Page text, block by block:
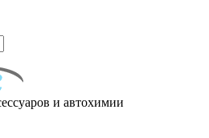
и автохимии